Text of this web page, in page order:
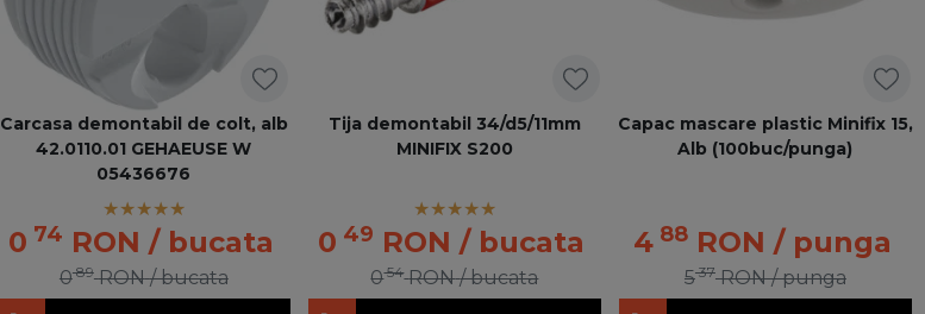
Carcasa demontabil de colt, alb
42.0110.01 GEHAEUSE W
05436676
0 74 RON / bucata
089 RON / bucata
Tija demontabil 34/d5/11mm
MINIFIX S200
0 49 RON / bucata
054 RON / bucata
Capac mascare plastic Minifix 15,
Alb (100buc/punga)
4 88 RON / punga
537 RON / punga